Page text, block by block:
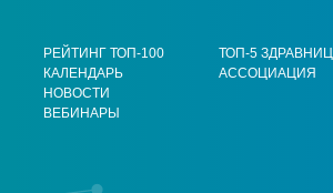
РЕЙТИНГ ТОП-100
КАЛЕНДАРЬ
НОВОСТИ
ВЕБИНАРЫ
ТОП-5 ЗДРАВНИЦ
АССОЦИАЦИЯ